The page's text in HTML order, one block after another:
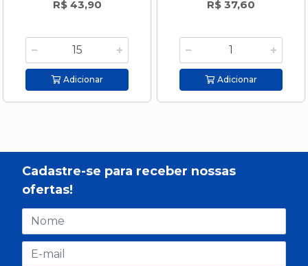
R$ 43,90
Adicionar
R$ 37,60
Adicionar
Cadastre-se para receber nossas
ofertas!